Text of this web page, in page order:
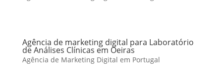
Agência de marketing digital para Laboratório
de Análises Clínicas em Oeiras
Agência de Marketing Digital em Portugal